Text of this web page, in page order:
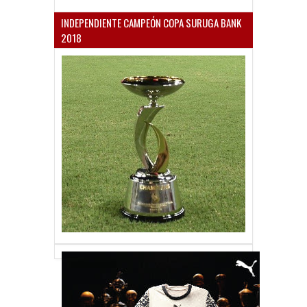
INDEPENDIENTE CAMPEÓN COPA SURUGA BANK
2018